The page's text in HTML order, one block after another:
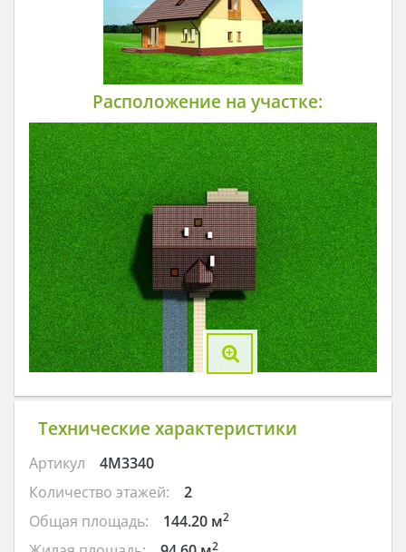
Расположение на участке:
Технические характеристики
Артикул
4M3340
Количество этажей:
2
Общая площадь:
144.20 м2
2